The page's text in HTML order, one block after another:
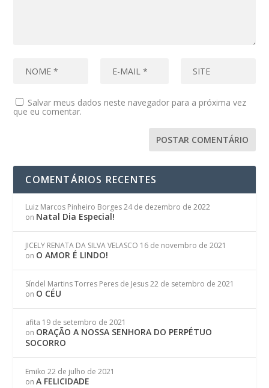
Salvar meus dados neste navegador para a próxima vez
que eu comentar.
COMENTÁRIOS RECENTES
Luiz Marcos Pinheiro Borges 24 de dezembro de 2022
on Natal Dia Especial!
JICELY RENATA DA SILVA VELASCO 16 de novembro de 2021
on O AMOR É LINDO!
Síndel Martins Torres Peres de Jesus 22 de setembro de 2021
on O CÉU
afita 19 de setembro de 2021
on ORAÇÃO A NOSSA SENHORA DO PERPÉTUO
SOCORRO
Emiko 22 de julho de 2021
onA FELICIDADE